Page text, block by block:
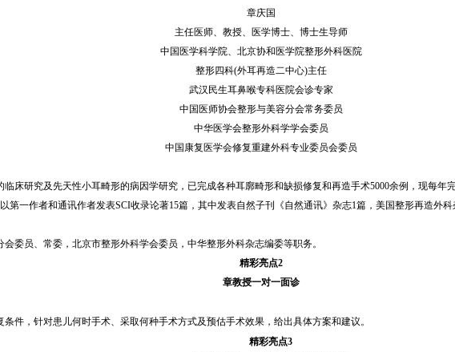
章庆国
主任医师、教授、医学博士、博士生导师
中国医学科学院、北京协和医学院整形外科医院
整形四科(外耳再造二中心)主任
武汉民生耳鼻喉专科医院会诊专家
中国医师协会整形与美容分会常务委员
中华医学会整形外科学学会委员
中国康复医学会修复重建外科专业委员会委员
床研究及先天性小耳畸形的病因学研究，已完成各种耳廓畸形和缺损修复和再造手术5000余例，现每年完
第一作者和通讯作者发表SCI收录论著15篇，其中发表自然子刊《自然通讯》杂志1篇，美国整形再造外
委员、常委，北京市整形外科学会委员，中华整形外科杂志编委等职务。
精彩亮点2
章教授一对一面诊
件，针对患儿何时手术、采取何种手术方式及预估手术效果，给出具体方案和建议。
精彩亮点3